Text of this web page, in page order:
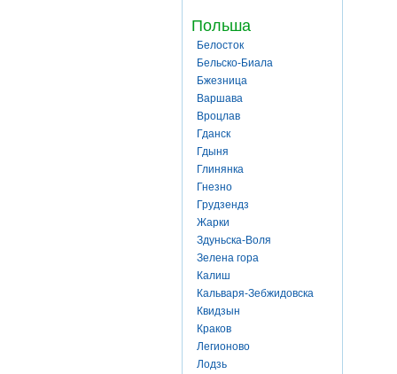
Польша
Белосток
Бельско-Биала
Бжезница
Варшава
Вроцлав
Гданск
Гдыня
Глинянка
Гнезно
Грудзендз
Жарки
Здуньска-Воля
Зелена гора
Калиш
Кальваря-Зебжидовска
Квидзын
Краков
Легионово
Лодзь